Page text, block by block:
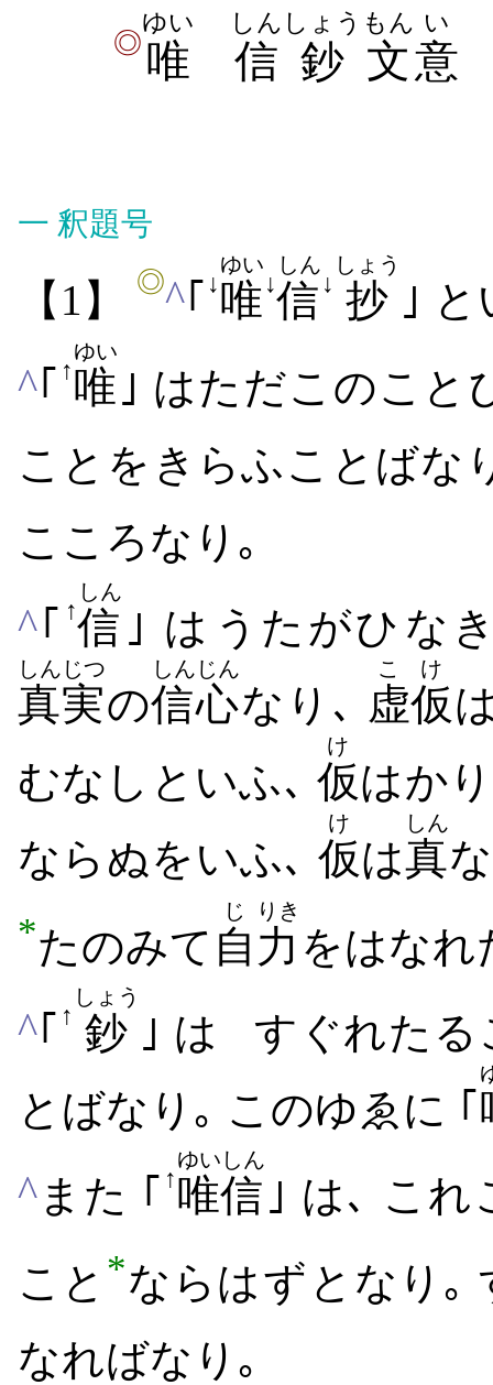
◎ 唯
ゆい
信
しん
鈔
しょう
文
もん
意
い
一 釈題号
【1】 ◎^｢ ↓唯
ゆい
↓信
しん
↓ 抄
しょう
｣
^｢ ↑唯
ゆい
｣ は​ただ​この​こと​
こと​を​きらふ​ことば​な
こころ​なり｡
^｢ ↑信
しん
｣ は​うたがひ​な
真実
しんじつ
の信心
しんじん
なり､ 虚仮
こけ
むなし​といふ､ 仮
け
は​か
なら​ぬ​を​いふ､ 仮
け
は真
しん
*たのみ​て 自
じ
力
りき
を​はなれ​
^｢ ↑ 鈔
しょう
｣ は
すぐれ​たる​
とば​なり｡ この​ゆゑに ｢
^また ｢ ↑唯信
ゆいしん
｣ は､ これ​
こと *ならは​ず​となり｡
なれば​なり｡